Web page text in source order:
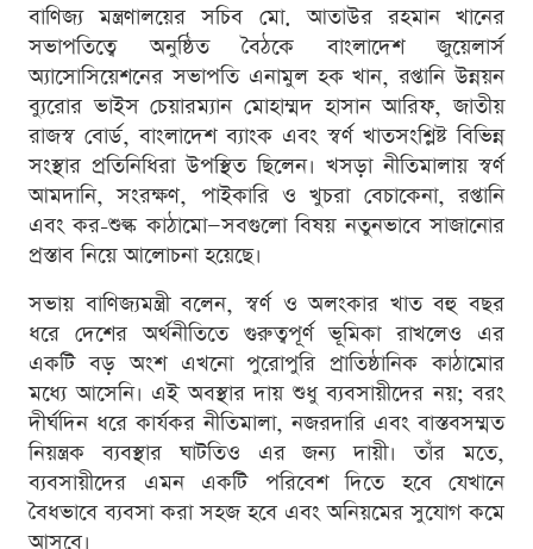
বাণিজ্য মন্ত্রণালয়ের সচিব মো. আতাউর রহমান খানের
সভাপতিত্বে অনুষ্ঠিত বৈঠকে বাংলাদেশ জুয়েলার্স
অ্যাসোসিয়েশনের সভাপতি এনামুল হক খান, রপ্তানি উন্নয়ন
ব্যুরোর ভাইস চেয়ারম্যান মোহাম্মদ হাসান আরিফ, জাতীয়
রাজস্ব বোর্ড, বাংলাদেশ ব্যাংক এবং স্বর্ণ খাতসংশ্লিষ্ট বিভিন্ন
সংস্থার প্রতিনিধিরা উপস্থিত ছিলেন। খসড়া নীতিমালায় স্বর্ণ
আমদানি, সংরক্ষণ, পাইকারি ও খুচরা বেচাকেনা, রপ্তানি
এবং কর-শুল্ক কাঠামো—সবগুলো বিষয় নতুনভাবে সাজানোর
প্রস্তাব নিয়ে আলোচনা হয়েছে।
সভায় বাণিজ্যমন্ত্রী বলেন, স্বর্ণ ও অলংকার খাত বহু বছর
ধরে দেশের অর্থনীতিতে গুরুত্বপূর্ণ ভূমিকা রাখলেও এর
একটি বড় অংশ এখনো পুরোপুরি প্রাতিষ্ঠানিক কাঠামোর
মধ্যে আসেনি। এই অবস্থার দায় শুধু ব্যবসায়ীদের নয়; বরং
দীর্ঘদিন ধরে কার্যকর নীতিমালা, নজরদারি এবং বাস্তবসম্মত
নিয়ন্ত্রক ব্যবস্থার ঘাটতিও এর জন্য দায়ী। তাঁর মতে,
ব্যবসায়ীদের এমন একটি পরিবেশ দিতে হবে যেখানে
বৈধভাবে ব্যবসা করা সহজ হবে এবং অনিয়মের সুযোগ কমে
আসবে।